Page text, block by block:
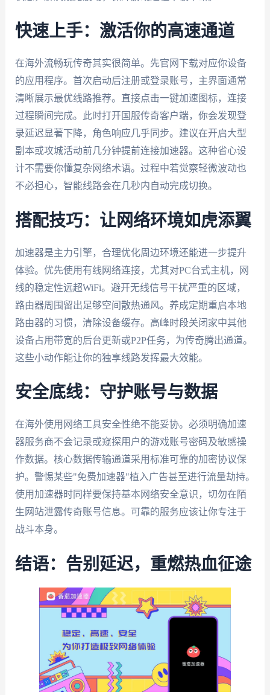
快速上手：激活你的高速通道
在海外流畅玩传奇其实很简单。先官网下载对应你设备
的应用程序。首次启动后注册或登录账号，主界面通常
清晰展示最优线路推荐。直接点击一键加速图标，连接
过程瞬间完成。此时打开国服传奇客户端，你会发现登
录延迟显著下降，角色响应几乎同步。建议在开启大型
副本或攻城活动前几分钟提前连接加速器。这种省心设
计不需要你懂复杂网络术语。过程中若觉察轻微波动也
不必担心，智能线路会在几秒内自动完成切换。
搭配技巧：让网络环境如虎添翼
加速器是主力引擎，合理优化周边环境还能进一步提升
体验。优先使用有线网络连接，尤其对PC台式主机，网
线的稳定性远超WiFi。避开无线信号干扰严重的区域，
路由器周围留出足够空间散热通风。养成定期重启本地
路由器的习惯，清除设备缓存。高峰时段关闭家中其他
设备占用带宽的后台更新或P2P任务，为传奇腾出通道。
这些小动作能让你的独享线路发挥最大效能。
安全底线：守护账号与数据
在海外使用网络工具安全性绝不能妥协。必须明确加速
器服务商不会记录或窥探用户的游戏账号密码及敏感操
作数据。核心数据传输通道采用标准可靠的加密协议保
护。警惕某些"免费加速器"植入广告甚至进行流量劫持。
使用加速器时同样要保持基本网络安全意识，切勿在陌
生网站泄露传奇账号信息。可靠的服务应该让你专注于
战斗本身。
结语：告别延迟，重燃热血征途